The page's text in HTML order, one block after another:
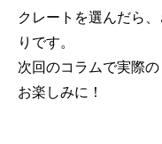
クレートを選んだら
りです。
次回のコラムで実際の
お楽しみに！